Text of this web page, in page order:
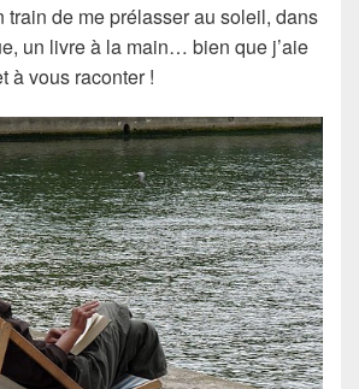
train de me prélasser au soleil, dans
un livre à la main… bien que j’aie
à vous raconter !